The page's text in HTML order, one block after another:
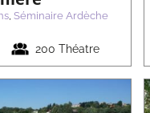
, Séminaire Ardèche
200 Théatre